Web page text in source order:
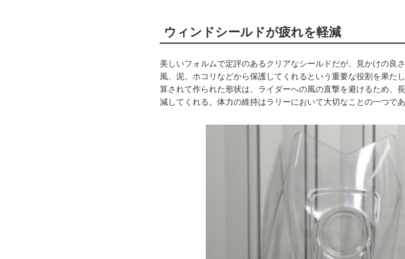
ウィンドシールドが疲れを軽減
美しいフォルムで定評のあるクリアなシールドだが、見かけの良
風、泥、ホコリなどから保護してくれるという重要な役割を果た
算されて作られた形状は、ライダーへの風の直撃を避けるため、
減してくれる。体力の維持はラリーにおいて大切なことの一つであ